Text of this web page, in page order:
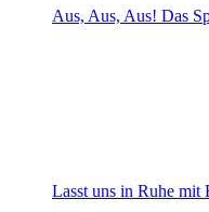
Aus, Aus, Aus! Das
Lasst uns in Ruhe mit